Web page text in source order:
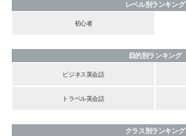
レベル別ランキング
初心者
目的別ランキング
ビジネス英会話
トラベル英会話
クラス別ランキング